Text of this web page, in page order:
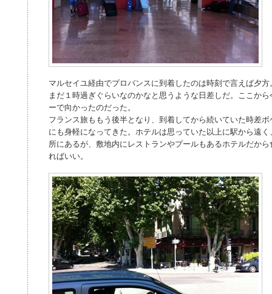
マルセイユ経由でプロバンスに到着したのは時刻で言えば夕
まだ１時過ぎぐらいなのかなと思うような日差しだ。ここか
ーで向かったのだった。
フランス旅ももう後半となり、到着してから続いていた時差
にも身軽になってきた。ホテルは思っていた以上に駅から遠
所にあるが、敷地内にレストランやプールもあるホテルだか
ればいい。